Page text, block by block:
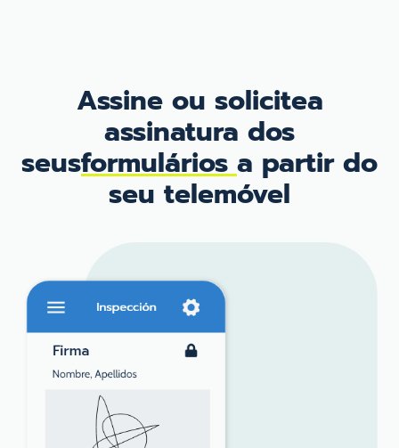
Assine ou solicitea
assinatura dos
seusformuláriosa partir do
seu telemóvel